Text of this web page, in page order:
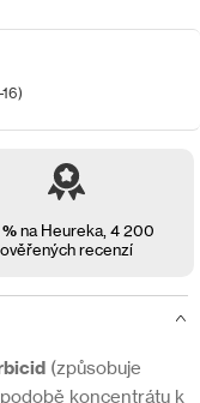
na Heureka, 4 200
ověřených recenzí
(způsobuje
koncentrátu k